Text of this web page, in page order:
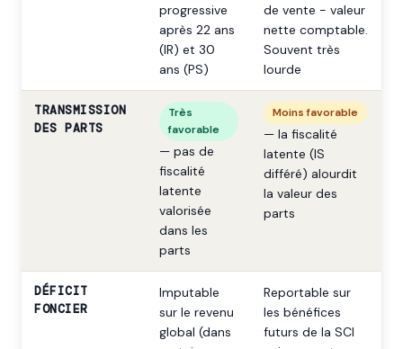
progressive
après 22 ans
(IR) et 30
ans (PS)
de vente - valeur
nette comptable.
Souvent très
lourde
TRANSMISSION
DES PARTS
Très
favorable
— pas de
fiscalité
latente
valorisée
dans les
parts
Moins favorable
— la fiscalité
latente (IS
différé) alourdit
la valeur des
parts
DÉFICIT
FONCIER
Imputable
sur le revenu
global (dans
Reportable sur
les bénéfices
futurs de la SCI